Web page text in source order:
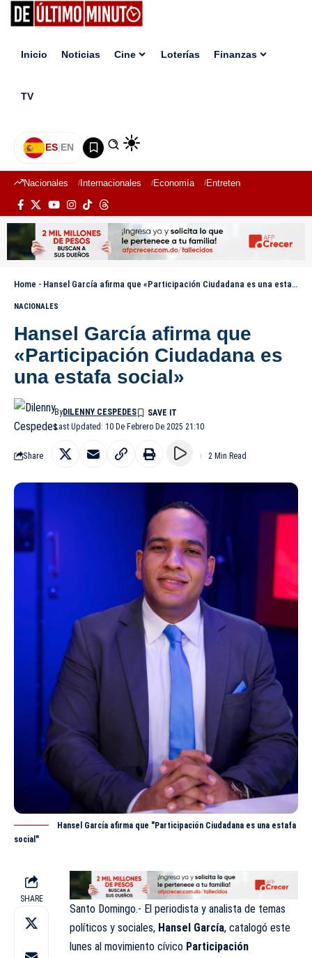
Inicio Noticias Cine Loterías Finanzas
TV
ES|EN
Nacionales Internacionales Economía Entretenimiento
Home - Hansel García afirma que «Participación Ciudadana es una estafa social»
NACIONALES
Hansel García afirma que
«Participación Ciudadana es
una estafa social»
Last Updated: 10 De Febrero De 2025 21:10
ByDILENNY CESPEDES
Share 2 Min Read
Hansel García afirma que "Participación Ciudadana es una estafa
social"
SHARE
Santo Domingo.- El periodista y analista de temas
políticos y sociales, Hansel García, catalogó este
lunes al movimiento cívico Participación